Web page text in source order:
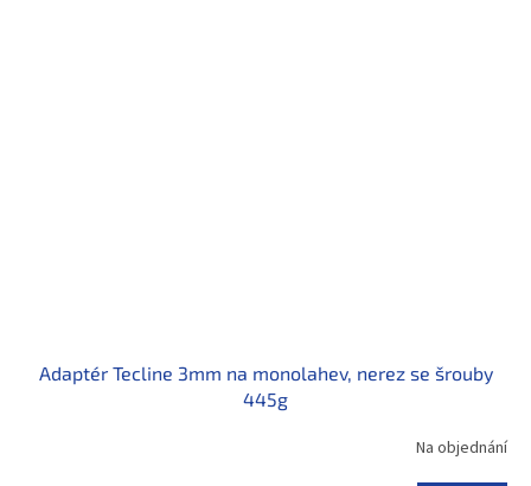
Adaptér Tecline 3mm na monolahev, nerez se šrouby
445g
Na objednání